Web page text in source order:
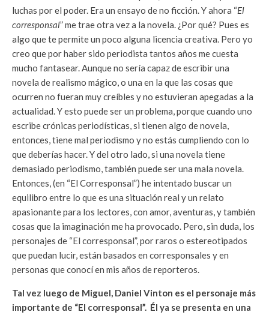
luchas por el poder. Era un ensayo de no ficción. Y ahora “El
corresponsal” me trae otra vez a la novela. ¿Por qué? Pues es
algo que te permite un poco alguna licencia creativa. Pero yo
creo que por haber sido periodista tantos años me cuesta
mucho fantasear. Aunque no sería capaz de escribir una
novela de realismo mágico, o una en la que las cosas que
ocurren no fueran muy creíbles y no estuvieran apegadas a la
actualidad. Y esto puede ser un problema, porque cuando uno
escribe crónicas periodísticas, si tienen algo de novela,
entonces, tiene mal periodismo y no estás cumpliendo con lo
que deberías hacer. Y del otro lado, si una novela tiene
demasiado periodismo, también puede ser una mala novela.
Entonces, (en “El Corresponsal”) he intentado buscar un
equilibro entre lo que es una situación real y un relato
apasionante para los lectores, con amor, aventuras, y también
cosas que la imaginación me ha provocado. Pero, sin duda, los
personajes de “El corresponsal”, por raros o estereotipados
que puedan lucir, están basados en corresponsales y en
personas que conocí en mis años de reporteros.
Tal vez luego de Miguel, Daniel Vinton es el personaje más
importante de “El corresponsal”. Él ya se presenta en una